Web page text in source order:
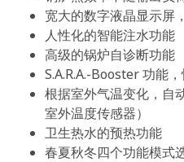
宽大的数字液晶显示屏
人性化的智能注水功能
高级的锅炉自诊断功能
S.A.R.A.-Booster 功能
根据室外气温变化，自
室外温度传感器）
卫生热水的预热功能
春夏秋冬四个功能模式